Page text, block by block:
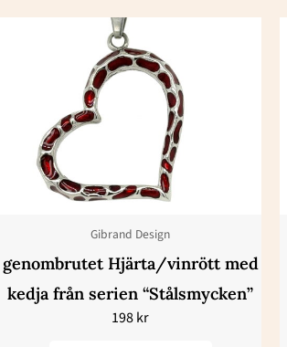
Gibrand Design
genombrutet Hjärta/vinrött med
kedja från serien “Stålsmycken”
198kr